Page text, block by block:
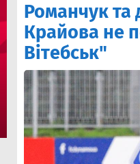
Романчук та
Крайова не
Вітебськ"